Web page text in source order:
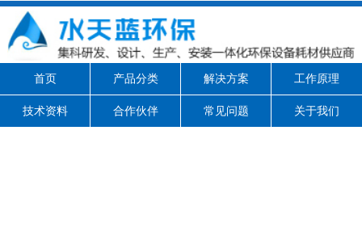
首页 产品分类 解决方案 工作原理
技术资料 合作伙伴 常见问题 关于我们